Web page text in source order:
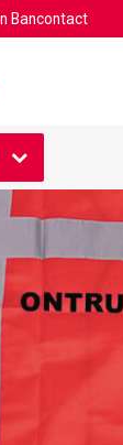
Bancontact
ontruimer rood